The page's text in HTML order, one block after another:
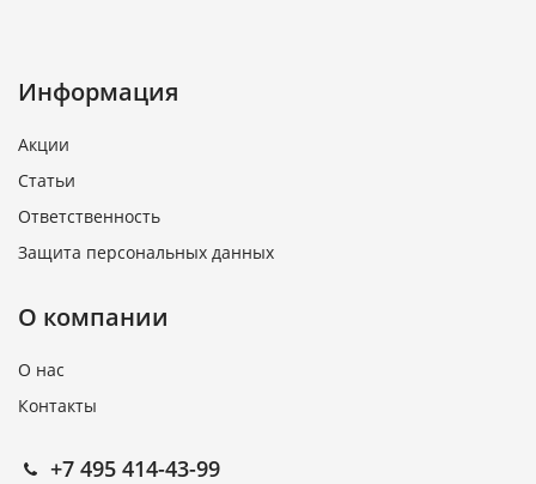
Информация
Акции
Статьи
Ответственность
Защита персональных данных
О компании
О нас
Контакты
+7 495 414-43-99